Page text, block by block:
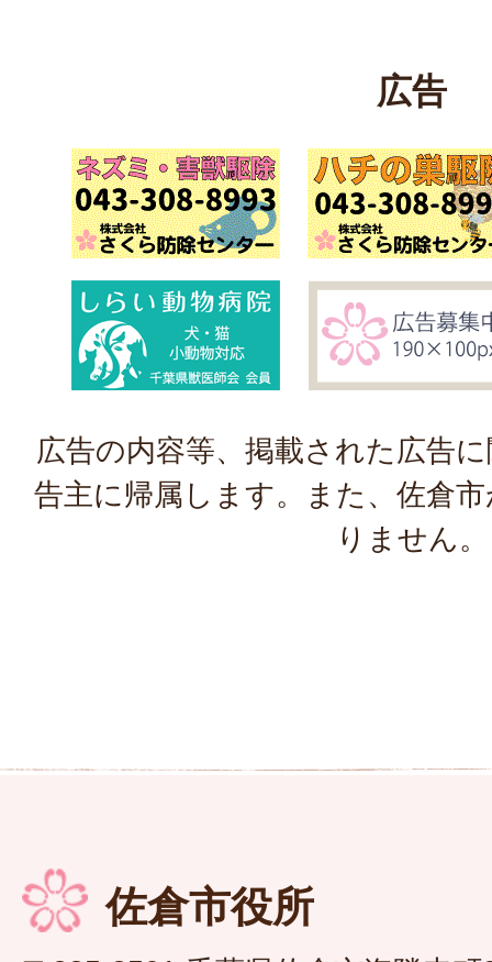
広告
広告の内容等、掲載された広告
告主に帰属します。また、佐倉
りません。
佐倉市役所